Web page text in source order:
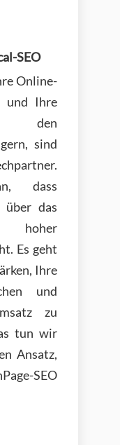
SEO
Online-
und Ihre
den
sind
dass
über das
hoher
Es geht
Ihre
und
zu
tun wir
Ansatz,
SEO